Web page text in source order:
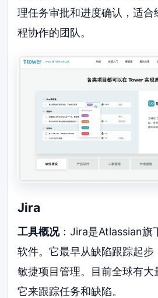
理任务审批和进度确认，适合
程协作的团队。
Jira
工具概况：Jira是Atlassian旗
软件。它最早从缺陷跟踪起步
敏捷项目管理。目前全球有大
它来跟踪任务和缺陷。